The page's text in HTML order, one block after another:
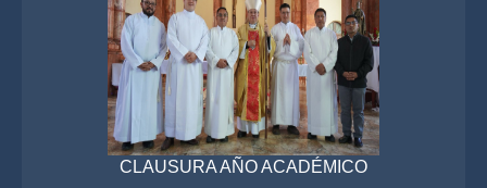
CLAUSURA AÑO ACADÉMICO